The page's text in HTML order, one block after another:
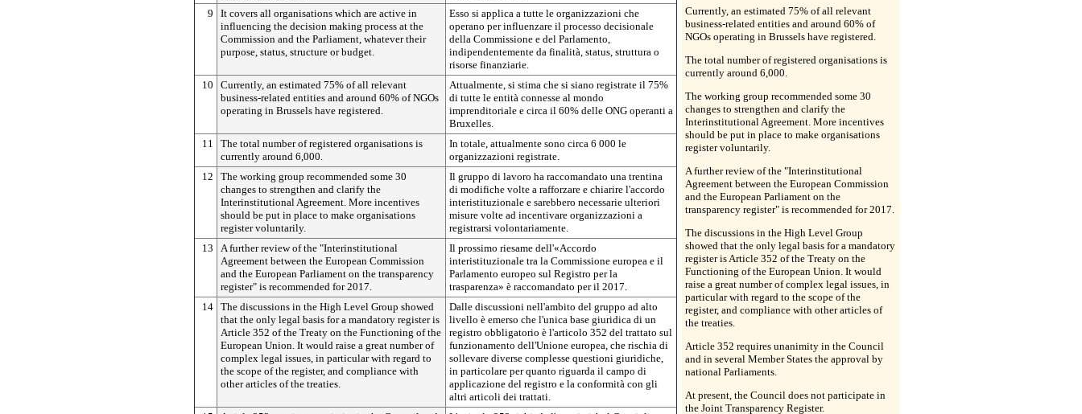
9
It covers all organisations which are active in
influencing the decision making process at the
Commission and the Parliament, whatever their
purpose, status, structure or budget.
Esso si applica a tutte le organizzazioni che
operano per influenzare il processo decisionale
della Commissione e del Parlamento,
indipendentemente da finalità, status, struttura o
risorse finanziarie.
10
Currently, an estimated 75% of all relevant
business-related entities and around 60% of NGOs
operating in Brussels have registered.
Attualmente, si stima che si siano registrate il 75%
di tutte le entità connesse al mondo
imprenditoriale e circa il 60% delle ONG operanti a
Bruxelles.
11
The total number of registered organisations is
currently around 6,000.
In totale, attualmente sono circa 6 000 le
organizzazioni registrate.
12
The working group recommended some 30
changes to strengthen and clarify the
Interinstitutional Agreement. More incentives
should be put in place to make organisations
register voluntarily.
Il gruppo di lavoro ha raccomandato una trentina
di modifiche volte a rafforzare e chiarire l'accordo
interistituzionale e sarebbero necessarie ulteriori
misure volte ad incentivare organizzazioni a
registrarsi volontariamente.
13
A further review of the "Interinstitutional
Agreement between the European Commission
and the European Parliament on the transparency
register" is recommended for 2017.
Il prossimo riesame dell'«Accordo
interistituzionale tra la Commissione europea e il
Parlamento europeo sul Registro per la
trasparenza» è raccomandato per il 2017.
14 The discussions in the High Level Group showed
that the only legal basis for a mandatory register is
Article 352 of the Treaty on the Functioning of the
European Union. It would raise a great number of
complex legal issues, in particular with regard to
the scope of the register, and compliance with
other articles of the treaties.
Dalle discussioni nell'ambito del gruppo ad alto
livello è emerso che l'unica base giuridica di un
registro obbligatorio è l'articolo 352 del trattato sul
funzionamento dell'Unione europea, che rischia di
sollevare diverse complesse questioni giuridiche,
in particolare per quanto riguarda il campo di
applicazione del registro e la conformità con gli
altri articoli dei trattati.
Currently, an estimated 75% of all relevant
business-related entities and around 60% of
NGOs operating in Brussels have registered.
The total number of registered organisations is
currently around 6,000.
The working group recommended some 30
changes to strengthen and clarify the
Interinstitutional Agreement. More incentives
should be put in place to make organisations
register voluntarily.
A further review of the "Interinstitutional
Agreement between the European Commission
and the European Parliament on the
transparency register" is recommended for 2017.
The discussions in the High Level Group
showed that the only legal basis for a mandatory
register is Article 352 of the Treaty on the
Functioning of the European Union. It would
raise a great number of complex legal issues, in
particular with regard to the scope of the
register, and compliance with other articles of
the treaties.
Article 352 requires unanimity in the Council
and in several Member States the approval by
national Parliaments.
At present, the Council does not participate in
the Joint Transparency Register.